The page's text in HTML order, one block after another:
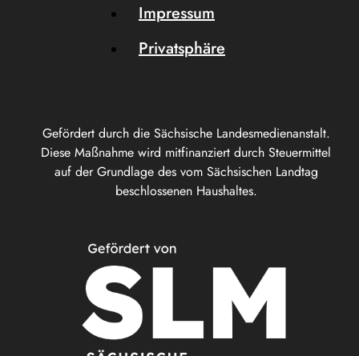
Gefördert durch die Sächsische Landesmedienanstalt.
Diese Maßnahme wird mitfinanziert durch Steuermittel
auf der Grundlage des vom Sächsischen Landtag
beschlossenen Haushaltes.
Impressum
Privatsphäre